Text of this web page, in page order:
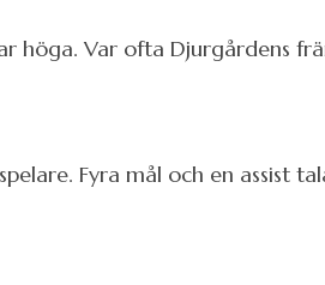
höga. Var ofta Djurgårdens
Fyra mål och en assist